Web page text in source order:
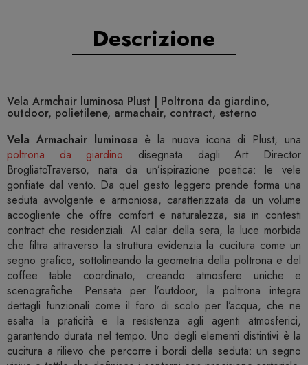
Descrizione
Vela Armchair luminosa Plust | Poltrona da giardino,
outdoor, polietilene, armachair, contract, esterno
Vela Armachair luminosa è la nuova icona di Plust, una
poltrona da giardino disegnata dagli Art Director
BrogliatoTraverso, nata da un’ispirazione poetica: le vele
gonfiate dal vento. Da quel gesto leggero prende forma una
seduta avvolgente e armoniosa, caratterizzata da un volume
accogliente che offre comfort e naturalezza, sia in contesti
contract che residenziali. Al calar della sera, la luce morbida
che filtra attraverso la struttura evidenzia la cucitura come un
segno grafico, sottolineando la geometria della poltrona e del
coffee table coordinato, creando atmosfere uniche e
scenografiche. Pensata per l’outdoor, la poltrona integra
dettagli funzionali come il foro di scolo per l’acqua, che ne
esalta la praticità e la resistenza agli agenti atmosferici,
garantendo durata nel tempo. Uno degli elementi distintivi è la
cucitura a rilievo che percorre i bordi della seduta: un segno